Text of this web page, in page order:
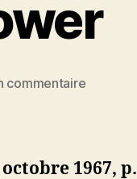
commentairesur
octobre 1967,